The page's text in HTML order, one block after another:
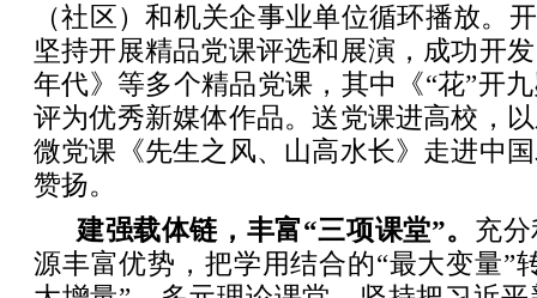
（社区）和机关企事业单位循环播放。
坚持开展精品党课评选和展演，成功开
年代》等多个精品党课，其中《“花”开
评为优秀新媒体作品。送党课进高校，
微党课《先生之风、山高水长》走进中
赞扬。
建强载体链，丰富“三项课堂”。 充
源丰富优势，把学用结合的“最大变量”